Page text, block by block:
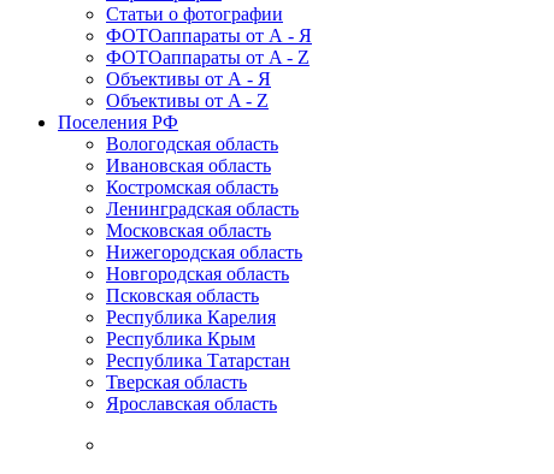
Статьи о фотографии
ФОТОаппараты от А - Я
ФОТОаппараты от A - Z
Объективы от А - Я
Объективы от A - Z
Поселения РФ
Вологодская область
Ивановская область
Костромская область
Ленинградская область
Московская область
Нижегородская область
Новгородская область
Псковская область
Республика Карелия
Республика Крым
Республика Татарстан
Тверская область
Ярославская область